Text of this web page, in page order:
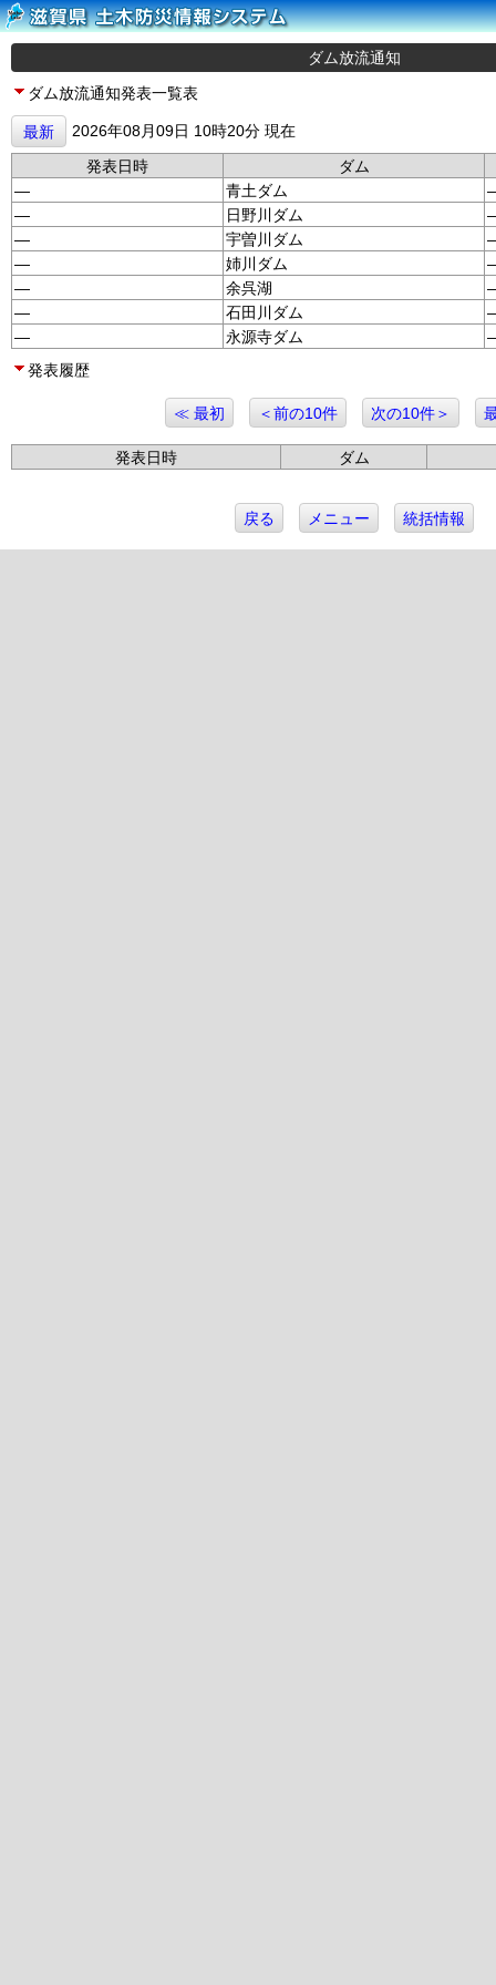
ダム放流通知
ダム放流通知発表一覧表
最新
2026年08月09日 10時20分 現在
発表日時
ダム
—
青土ダム
—
日野川ダム
—
宇曽川ダム
—
姉川ダム
—
余呉湖
—
石田川ダム
—
永源寺ダム
発表履歴
≪ 最初 ＜前の10件 次の10件＞
発表日時 ダム
戻る メニュー 統括情報